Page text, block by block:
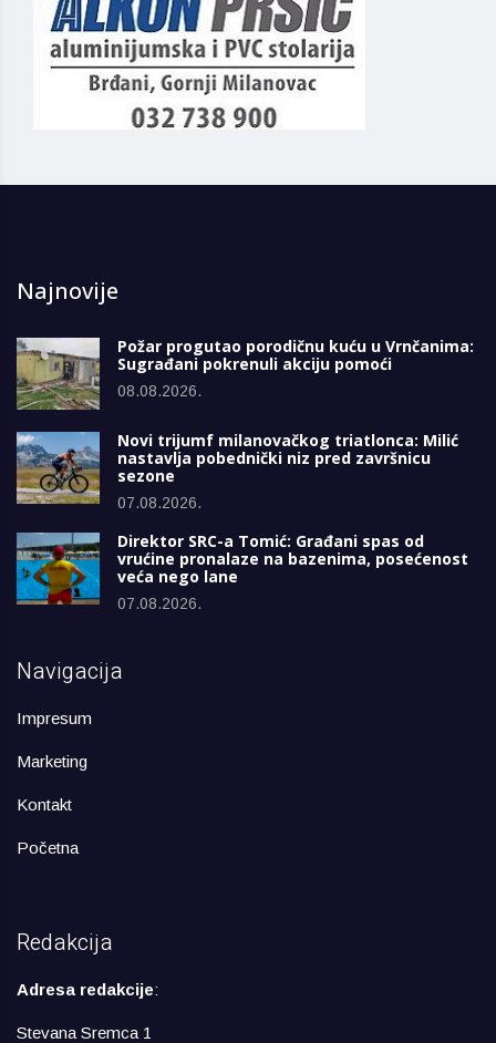
Najnovije
Požar progutao porodičnu kuću u Vrnčanima:
Sugrađani pokrenuli akciju pomoći
08.08.2026.
Novi trijumf milanovačkog triatlonca: Milić
nastavlja pobednički niz pred završnicu
sezone
07.08.2026.
Direktor SRC-a Tomić: Građani spas od
vrućine pronalaze na bazenima, posećenost
veća nego lane
07.08.2026.
Navigacija
Impresum
Marketing
Kontakt
Početna
Redakcija
Adresa redakcije:
Stevana Sremca 1